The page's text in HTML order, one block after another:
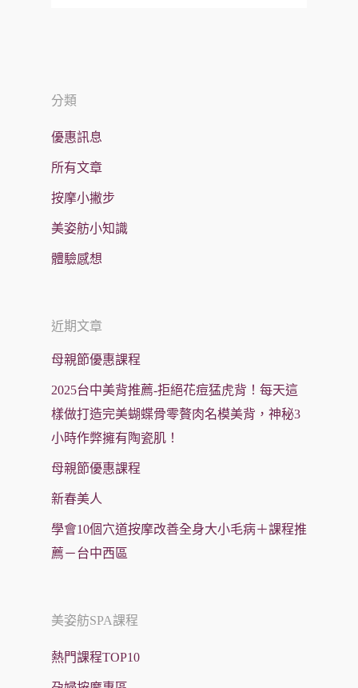
分類
優惠訊息
所有文章
按摩小撇步
美姿舫小知識
體驗感想
近期文章
母親節優惠課程
2025台中美背推薦-拒絕花痘猛虎背！每天這
樣做打造完美蝴蝶骨零贅肉名模美背，神秘3
小時作弊擁有陶瓷肌！
母親節優惠課程
新春美人
學會10個穴道按摩改善全身大小毛病＋課程推
薦－台中西區
美姿舫SPA課程
熱門課程TOP10